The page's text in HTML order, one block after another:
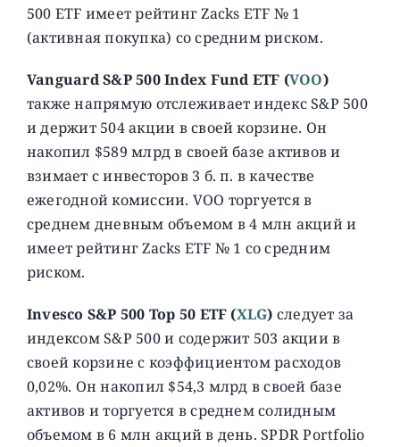
500 ETF имеет рейтинг Zacks ETF № 1
(активная покупка) со средним риском.
Vanguard S&P 500 Index Fund ETF (VOO)
также напрямую отслеживает индекс S&P 500
и держит 504 акции в своей корзине. Он
накопил $589 млрд в своей базе активов и
взимает с инвесторов 3 б. п. в качестве
ежегодной комиссии. VOO торгуется в
среднем дневным объемом в 4 млн акций и
имеет рейтинг Zacks ETF № 1 со средним
риском.
Invesco S&P 500 Top 50 ETF (XLG) следует за
индексом S&P 500 и содержит 503 акции в
своей корзине с коэффициентом расходов
0,02%. Он накопил $54,3 млрд в своей базе
активов и торгуется в среднем солидным
объемом в 6 млн акций в день. SPDR Portfolio